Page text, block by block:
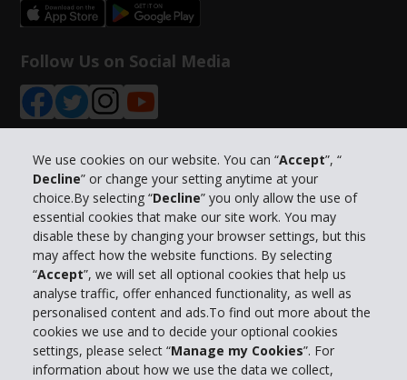
We use cookies on our website. You can “Accept”, “
Decline” or change your setting anytime at your
choice.By selecting “Decline” you only allow the use of
essential cookies that make our site work. You may
disable these by changing your browser settings, but this
may affect how the website functions. By selecting
“Accept”, we will set all optional cookies that help us
analyse traffic, offer enhanced functionality, as well as
personalised content and ads.To find out more about the
cookies we use and to decide your optional cookies
settings, please select “Manage my Cookies”. For
information about how we use the data we collect,
Follow Us on Social Media
Info su Hertz
Business
Customer Service
Prenota con Hertz